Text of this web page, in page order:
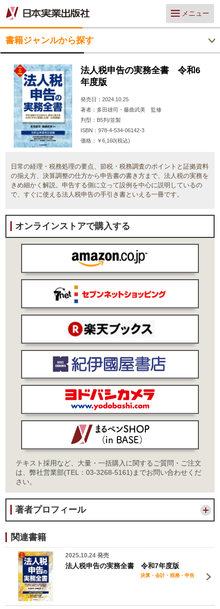
メニュー
書籍ジャンルから探す
法人税申告の実務全書 令和6
年度版
発売日
2024.10.25
著者
多田雄司・藤曲武美 監修
判型
B5判/並製
ISBN
978-4-534-06142-3
価格
￥6,160(税込)
日常の経理・税務処理の要点、節税・税務調査のポイントと証拠資料
の揃え方、決算調整の仕方から申告書の書き方まで、法人税の実務を
きめ細かく解説。申告する側に立って設例を中心に説明しているの
で、すぐに使える法人税申告の手引き書といえる一冊です。
オンラインストアで購入する
テキスト採用など、大量・一括購入に関するご質問・ご注文
は、弊社営業部(TEL：03-3268-5161)までお問い合わせくだ
さい。
著者プロフィール
関連書籍
2025.10.24 発売
法人税申告の実務全書 令和7年度版
決算・会計・税務・申告